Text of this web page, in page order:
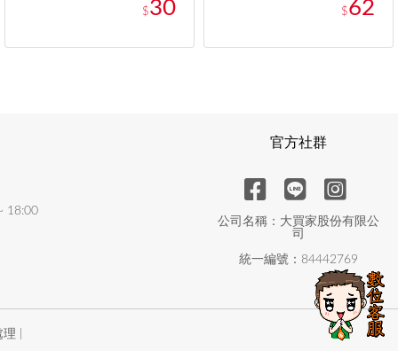
$30 $62
18:00
官方社群
公司名稱：大買家股份有限公
司
統一編號：84442769
|